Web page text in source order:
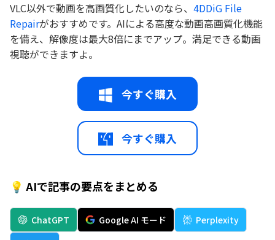
VLC以外で動画を高画質化したいのなら、 4DDiG File
Repairがおすすめです。AIによる高度な動画高画質化機能
を備え、解像度は最大8倍にまでアップ。満足できる動画
視聴ができますよ。
今すぐ購入
今すぐ購入
💡 AIで記事の要点をまとめる
ChatGPT Google AI モード
Perplexity